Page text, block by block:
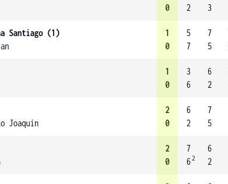
0
2
3
Santiago (1)
1
0
5
7
7
5
1
0
3
6
6
2
Joaquin
2
0
6
2
7
5
2
0
7
62
6
2